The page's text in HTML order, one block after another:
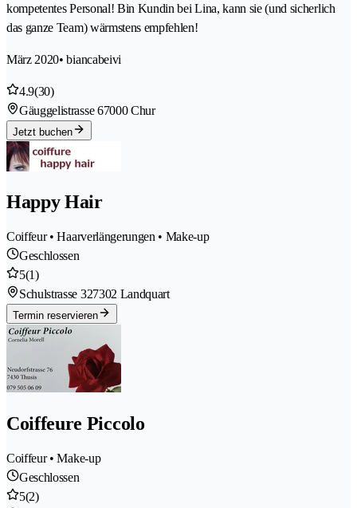
kompetentes Personal! Bin Kundin bei Lina, kann sie (und sicherlich
das ganze Team) wärmstens empfehlen!
März 2020• biancabeivi
4.9(30)
Gäuggelistrasse 67000 Chur
Jetzt buchen
Happy Hair
Coiffeur • Haarverlängerungen • Make-up
Geschlossen
5(1)
Schulstrasse 327302 Landquart
Termin reservieren
Coiffeure Piccolo
Coiffeur • Make-up
Geschlossen
5(2)